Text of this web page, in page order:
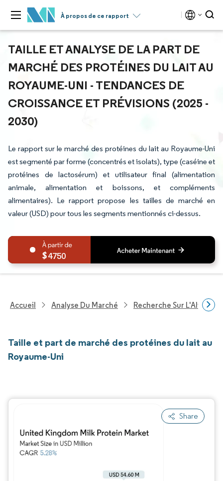
À propos de ce rapport
TAILLE ET ANALYSE DE LA PART DE
MARCHÉ DES PROTÉINES DU LAIT AU
ROYAUME-UNI - TENDANCES DE
CROISSANCE ET PRÉVISIONS (2025 -
2030)
Le rapport sur le marché des protéines du lait au Royaume-Uni
est segmenté par forme (concentrés et isolats), type (caséine et
protéines de lactosérum) et utilisateur final (alimentation
animale, alimentation et boissons, et compléments
alimentaires). Le rapport propose les tailles de marché en
valeur (USD) pour tous les segments mentionnés ci-dessus.
4750
Accueil Analyse Du Marché Recherche Sur
Taille et part de marché des protéines du lait au
Royaume-Uni
Share